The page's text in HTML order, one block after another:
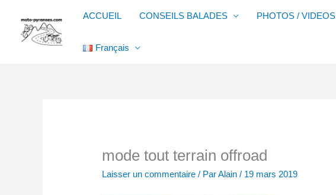
contenu
ACCUEIL CONSEILS BALADES PHOTOS / VIDEOS
Français
mode tout terrain offroad
Laisser un commentaire / ParAlain/ 19 mars 2019